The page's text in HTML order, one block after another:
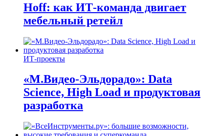
Hoff: как ИТ-команда двигает
мебельный ретейл
ИТ-проекты
«М.Видео-Эльдорадо»: Data
Science, High Load и продуктовая
разработка